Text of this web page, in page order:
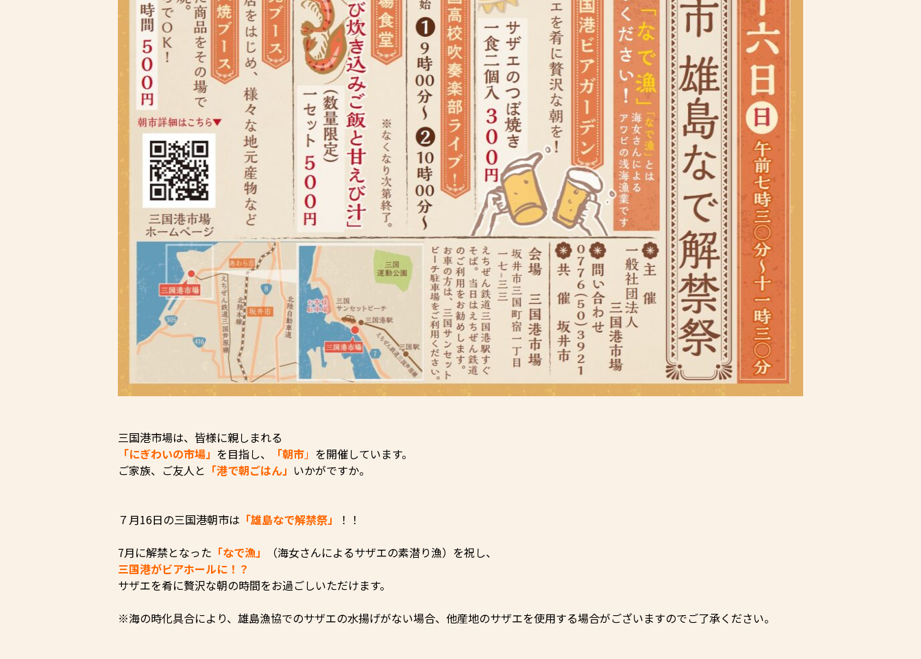
三国港市場は、皆様に親しまれる
「にぎわいの市場」 を目指し、 「朝市」 を開催しています。
ご家族、ご友人と 「港で朝ごはん」 いかがですか。
７月16日の三国港朝市は 「雄島なで解禁祭」
！！
7月に解禁となった 「なで漁」
（海女さんによるサザエの素潜り漁）を祝し、
三国港がビアホールに！？
サザエを肴に贅沢な朝の時間をお過ごしいただけます。
※海の時化具合により、雄島漁協でのサザエの水揚げがない場合、他産地のサザエを使用する場合がございますのでご了承ください。